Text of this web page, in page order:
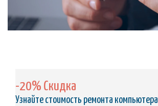
-20% Скидка
Узнайте стоимость ремонта компьютера